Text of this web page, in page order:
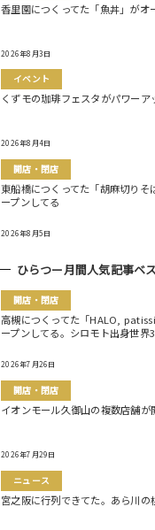
香里園につくってた「魚丼」がオ
2026年8月3日
イベント
くずモの珈琲フェスタがパワーア
2026年8月4日
開店・閉店
東船橋につくってた「胡麻切り
ープンしてる
2026年8月5日
ひらつー月間人気記事ベ
開店・閉店
高槻につくってた「HALO,
ープンしてる。シロモト出身世界
2026年7月26日
開店・閉店
イオンモール久御山の複数店舗が
2026年7月29日
ニュース
宮之阪に行列できてた。あら川の